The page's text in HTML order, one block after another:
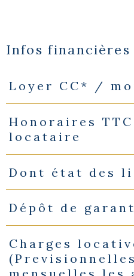
Infos financières
Caractéristiques Valeurs
Loyer CC* /
Honoraires
locataire
Dont état des
Dépôt de
Charges
(Previsionnelles